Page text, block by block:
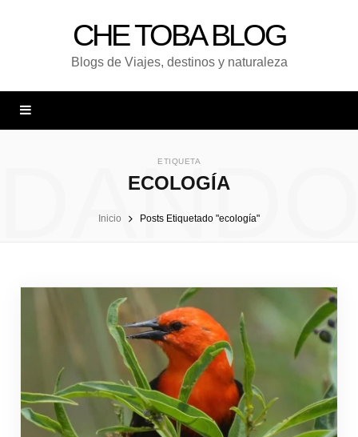
CHE TOBA BLOG
Blogs de Viajes, destinos y naturaleza
ETIQUETA
ECOLOGÍA
UNA
Inicio Posts Etiquetado "ecología"